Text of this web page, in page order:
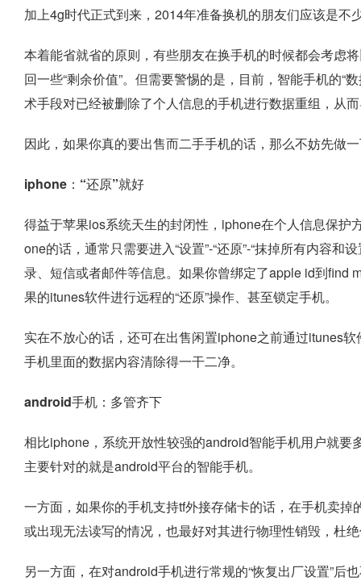
加上4g时代正式到来，2014年准备换机的朋友们应该是不
本着能省就省的原则，有些朋友在换手机的时候都会考虑
回一些“剩余价值”。但需要警惕的是，目前，智能手机的“
术手段对已经被删除了个人信息的手机进行数据重组，从
因此，如果你真的要出售而二手手机的话，那么不妨先做
iphone：“还原”就好
得益于苹果ios系统天生的封闭性，iphone在个人信息保
one的话，通常只需要进入“设置”-“还原”-“抹掉所有内容
录、短信或者邮件等信息。如果你曾绑定了apple id到find
果的itunes软件进行远程的“还原”操作、甚至锁定手机。
实在不放心的话，还可在出售闲置iphone之前通过itunes
手机里面的数据内容清除得一干二净。
android手机：多管齐下
相比iphone，系统开放性较强的android智能手机用户就要
主要针对的就是android平台的智能手机。
一方面，如果你的手机支持tf外接存储卡的话，在手机卖
或出现无法读写的情况，也最好对其进行物理性销毁，杜
另一方面，在对android手机进行常规的“恢复出厂设置”